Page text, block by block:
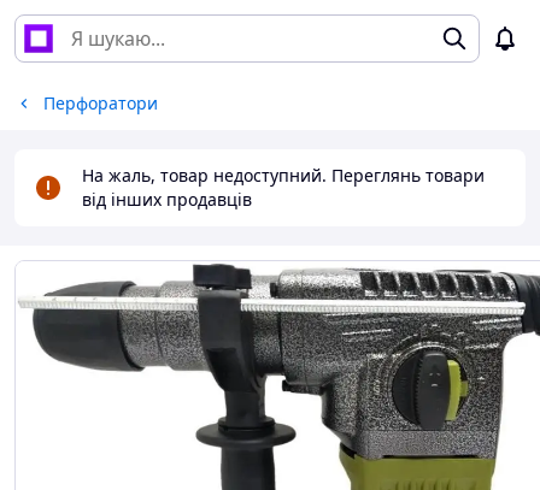
Перфоратори
На жаль, товар недоступний. Переглянь товари
від інших продавців